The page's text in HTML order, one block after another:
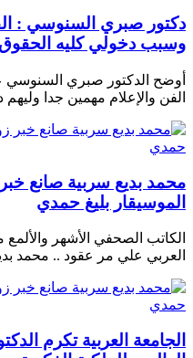
دكتور صبري السنوسي :
وسبب دخولي كليه الحقوق
أوضح الدكتور صبري السنوسي
الفن والإعلام مهمين جدا
محمد بديع سربية صانع
الموسيقار بليغ حمدي
الكاتب الصحفي الأشهر والألمع
العربي علي مر عقود .. محمد
الجامعة العربية تكرم